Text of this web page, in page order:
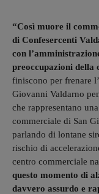
“Così muore il
di Confesercenti
con
preoccupazioni della
finiscono per frenare
Giovanni Valdarno
che rappresentano
commerciale di San
parlando di lontane
rischio di
centro commerciale
questo momento di
davvero assurdo e